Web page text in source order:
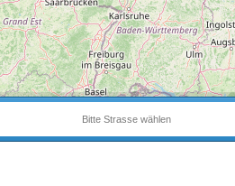
Bitte Strasse wählen